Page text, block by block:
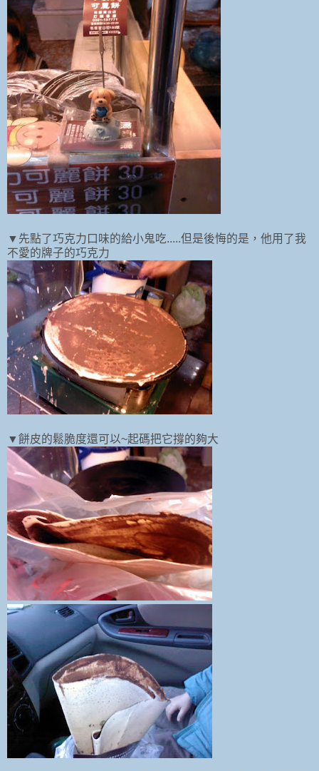
▼先點了巧克力口味的給小鬼吃.....但是後悔的是，他用了我
不愛的牌子的巧克力
▼餅皮的鬆脆度還可以~起碼把它撐的夠大